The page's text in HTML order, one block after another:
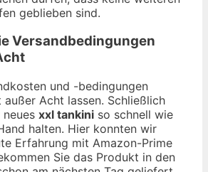
geblieben sind.
Versandbedingungen
und -bedingungen
außer Acht lassen. Schließlich
xxl tankini so schnell wie
halten. Hier konnten wir
Erfahrung mit Amazon-Prime
Sie das Produkt in den